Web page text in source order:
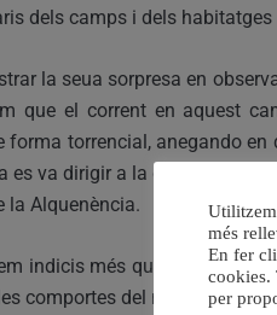
dels camps i dels
la seua sorpresa en
que el corrent en aquest
forma torrencial, anegando
es va dirigir a la coneguda
la Alquenència.
indicis més que suficients
comportes del nou canal
més
En fer
cookies.
per